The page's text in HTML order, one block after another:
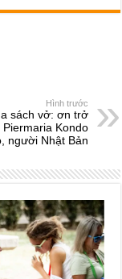
ail ar
Hình trước
sách vở: ơn trở
Kondo
người Nhật Bản